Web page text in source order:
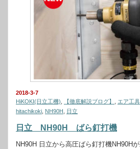
2018-3-7
HiKOKI(日立工機)
【徹底解説ブログ】 エア工具
hitachikoki NH90H 日立
日立 NH90H ばら釘打機
NH90H 日立から高圧ばら釘打機NH90H